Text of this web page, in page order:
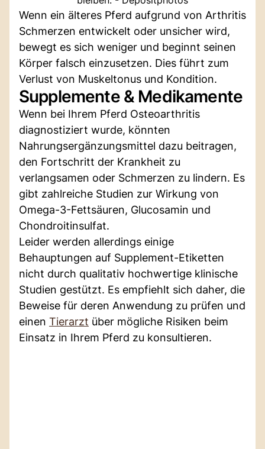
Wenn ein älteres Pferd aufgrund von Arthritis
Schmerzen entwickelt oder unsicher wird,
bewegt es sich weniger und beginnt seinen
Körper falsch einzusetzen. Dies führt zum
Verlust von Muskeltonus und Kondition.
Supplemente & Medikamente
Wenn bei Ihrem Pferd Osteoarthritis
diagnostiziert wurde, könnten
Nahrungsergänzungsmittel dazu beitragen,
den Fortschritt der Krankheit zu
verlangsamen oder Schmerzen zu lindern. Es
gibt zahlreiche Studien zur Wirkung von
Omega-3-Fettsäuren, Glucosamin und
Chondroitinsulfat.
Leider werden allerdings einige
Behauptungen auf Supplement-Etiketten
nicht durch qualitativ hochwertige klinische
Studien gestützt. Es empfiehlt sich daher, die
Beweise für deren Anwendung zu prüfen und
einen Tierarzt über mögliche Risiken beim
Einsatz in Ihrem Pferd zu konsultieren.